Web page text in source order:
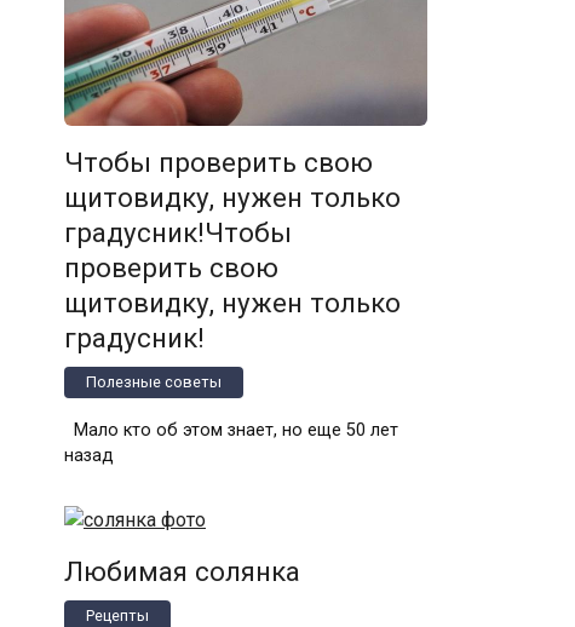
Чтобы проверить свою
щитовидку, нужен только
градусник!Чтобы
проверить свою
щитовидку, нужен только
градусник!
Полезные советы
Мало кто об этом знает, но еще 50 лет
назад
Любимая солянка
Рецепты